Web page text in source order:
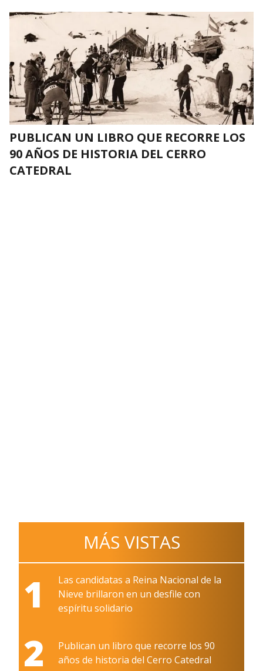
PUBLICAN UN LIBRO QUE RECORRE LOS
90 AÑOS DE HISTORIA DEL CERRO
CATEDRAL
MÁS VISTAS
1
Las candidatas a Reina Nacional de la
Nieve brillaron en un desfile con
espíritu solidario
2
Publican un libro que recorre los 90
años de historia del Cerro Catedral